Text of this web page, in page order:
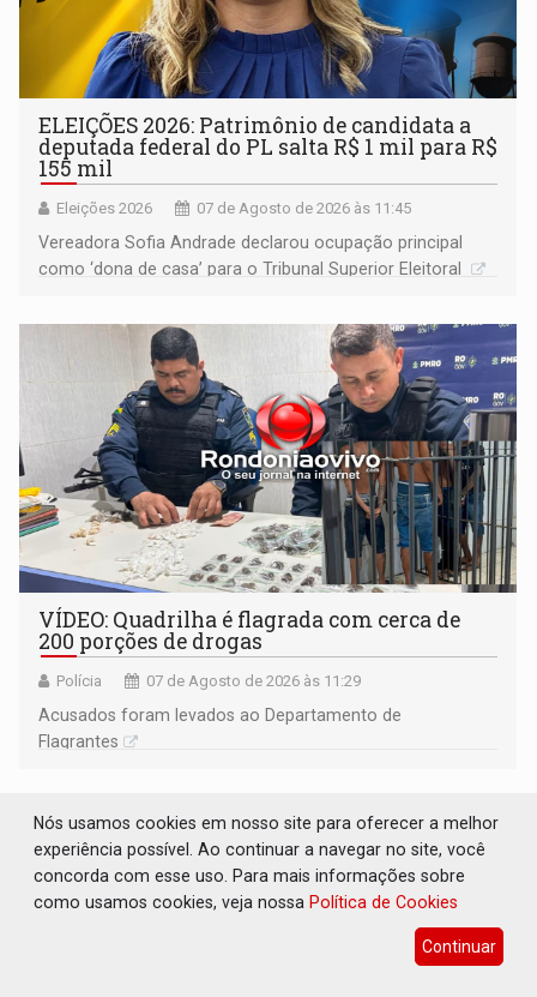
ELEIÇÕES 2026: Patrimônio de candidata a
deputada federal do PL salta R$ 1 mil para R$
155 mil
Eleições 2026 07 de Agosto de 2026 às 11:45
Vereadora Sofia Andrade declarou ocupação principal
como ‘dona de casa’ para o Tribunal Superior Eleitoral
VÍDEO: Quadrilha é flagrada com cerca de
200 porções de drogas
Polícia 07 de Agosto de 2026 às 11:29
Acusados foram levados ao Departamento de
Flagrantes
Nós usamos cookies em nosso site para oferecer a melhor
experiência possível. Ao continuar a navegar no site, você
concorda com esse uso. Para mais informações sobre
como usamos cookies, veja nossa Política de Cookies
Continuar